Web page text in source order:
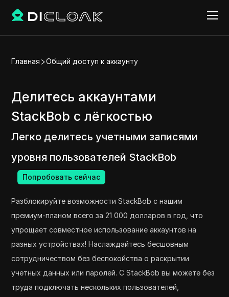
Главная Общий доступ к аккаунту
Делитесь аккаунтами
StackBob с лёгкостью
Легко делитесь учетными записями
уровня пользователей StackBob
Попробовать сейчас
Разблокируйте возможности StackBob с нашим
премиум-планом всего за 21 000 долларов в год, что
упрощает совместное использование аккаунтов на
разных устройствах! Наслаждайтесь бесшовным
сотрудничеством без беспокойства о раскрытии
учетных данных или паролей. С StackBob вы можете без
труда подключать нескольких пользователей,